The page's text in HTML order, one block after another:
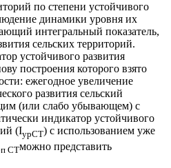
по степени устойчивого
динамики уровня их
интегральный показатель,
сельских территорий.
устойчивого развития
построения которого взято
ежегодное увеличение
развития сельский
(или слабо убывающем) с
индикатор устойчивого
(IурСТ) с использованием уже
СТможно представить